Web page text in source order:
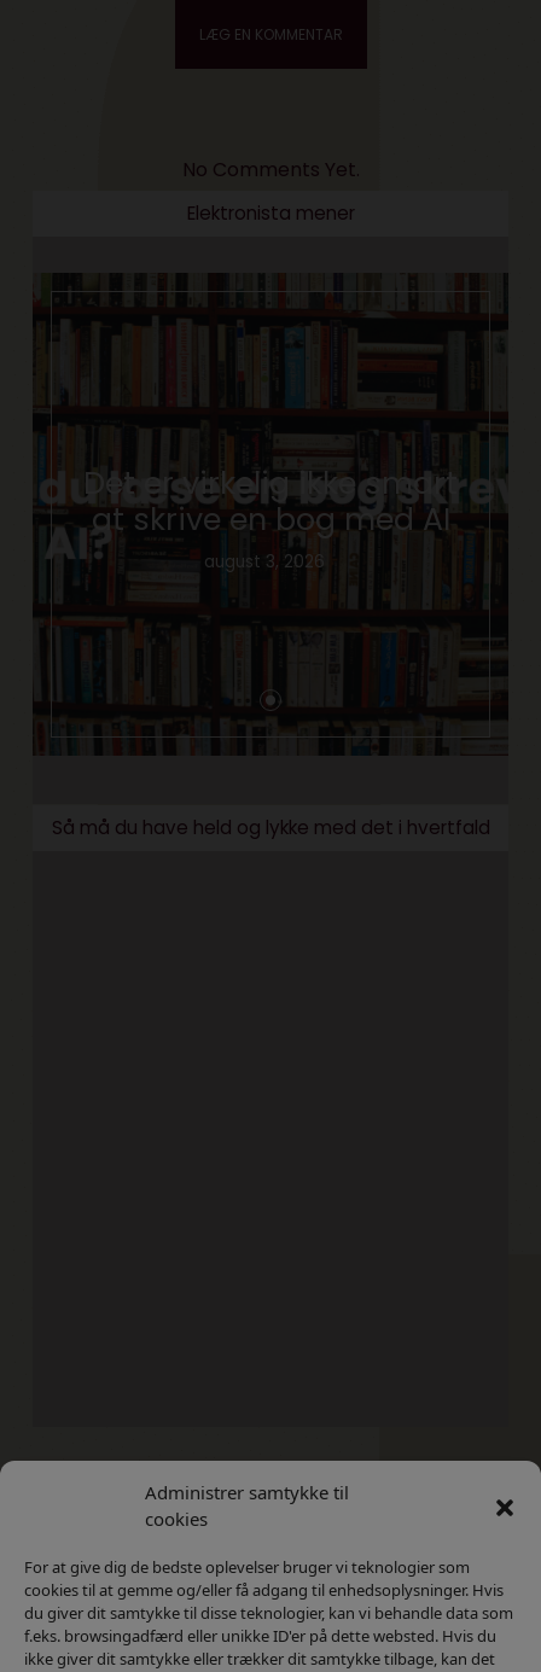
Administrer samtykke til
cookies
For at give dig de bedste oplevelser bruger vi teknologier som
cookies til at gemme og/eller få adgang til enhedsoplysninger. Hvis
du giver dit samtykke til disse teknologier, kan vi behandle data som
f.eks. browsingadfærd eller unikke ID'er på dette websted. Hvis du
ikke giver dit samtykke eller trækker dit samtykke tilbage, kan det
No Comments Yet.
Elektronista mener
Det er virkelig ikke smart
at skrive en bog med AI
august 3, 2026
Så må du have held og lykke med det i hvertfald
Kontakt